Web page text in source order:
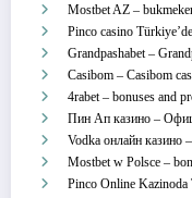
Mostbet AZ –
Pinco casino
Grandpashabet –
Casibom – Casibom
4rabet – bonuses and
Пин Ап казино –
Vodka онлайн казино
Mostbet w Polsce –
Pinco Online Kazinoda